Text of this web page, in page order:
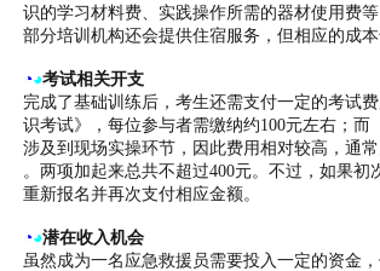
识的学习材料费、实践操作所需的器材使用费等
部分培训机构还会提供住宿服务，但相应的成本
◔◕考试相关开支
完成了基础训练后，考生还需支付一定的考试
识考试》，每位参与者需缴纳约100元左右；而
涉及到现场实操环节，因此费用相对较高，通
。两项加起来总共不超过400元。不过，如果初
重新报名并再次支付相应金额。
◔◕潜在收入机会
虽然成为一名应急救援员需要投入一定的资金